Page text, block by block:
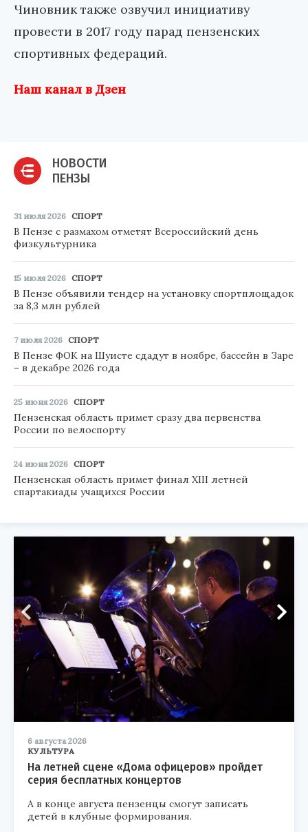
Чиновник также озвучил инициативу
провести в 2017 году парад пензенских
спортивных федераций.
Наш канал в Дзен
НОВОСТИ
ПЕНЗЫ
31 июля 2026 СПОРТ
В Пензе с размахом отметят Всероссийский день
физкультурника
15 июля 2026 СПОРТ
В Пензе объявили тендер на установку спортплощадок
за 8,3 млн рублей
7 июля 2026 СПОРТ
В Пензе ФОК на Шуисте сдадут в ноябре, бассейн в Заре
– в декабре 2026 года
25 июня 2026 СПОРТ
Пензенская область примет сразу два первенства
России по велоспорту
24 июня 2026 СПОРТ
Пензенская область примет финал XIII летней
спартакиады учащихся России
6 августа 2026
КУЛЬТУРА
На летней сцене «Дома офицеров» пройдет
серия бесплатных концертов
А в конце августа пензенцы смогут записать
детей в клубные формирования.